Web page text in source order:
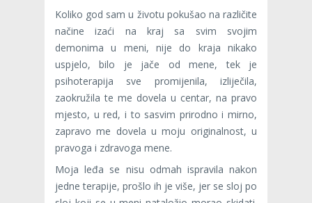
Koliko god sam u životu pokušao na različite
načine izaći na kraj sa svim svojim
demonima u meni, nije do kraja nikako
uspjelo, bilo je jače od mene, tek je
psihoterapija sve promijenila, izliječila,
zaokružila te me dovela u centar, na pravo
mjesto, u red, i to sasvim prirodno i mirno,
zapravo me dovela u moju originalnost, u
pravoga i zdravoga mene.
Moja leđa se nisu odmah ispravila nakon
jedne terapije, prošlo ih je više, jer se sloj po